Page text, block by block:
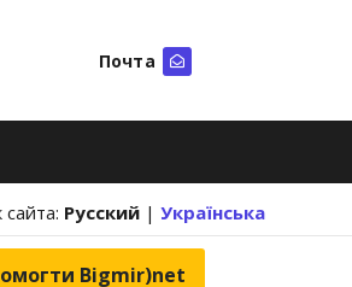
Почта
Русский | Українська
Bigmir)net